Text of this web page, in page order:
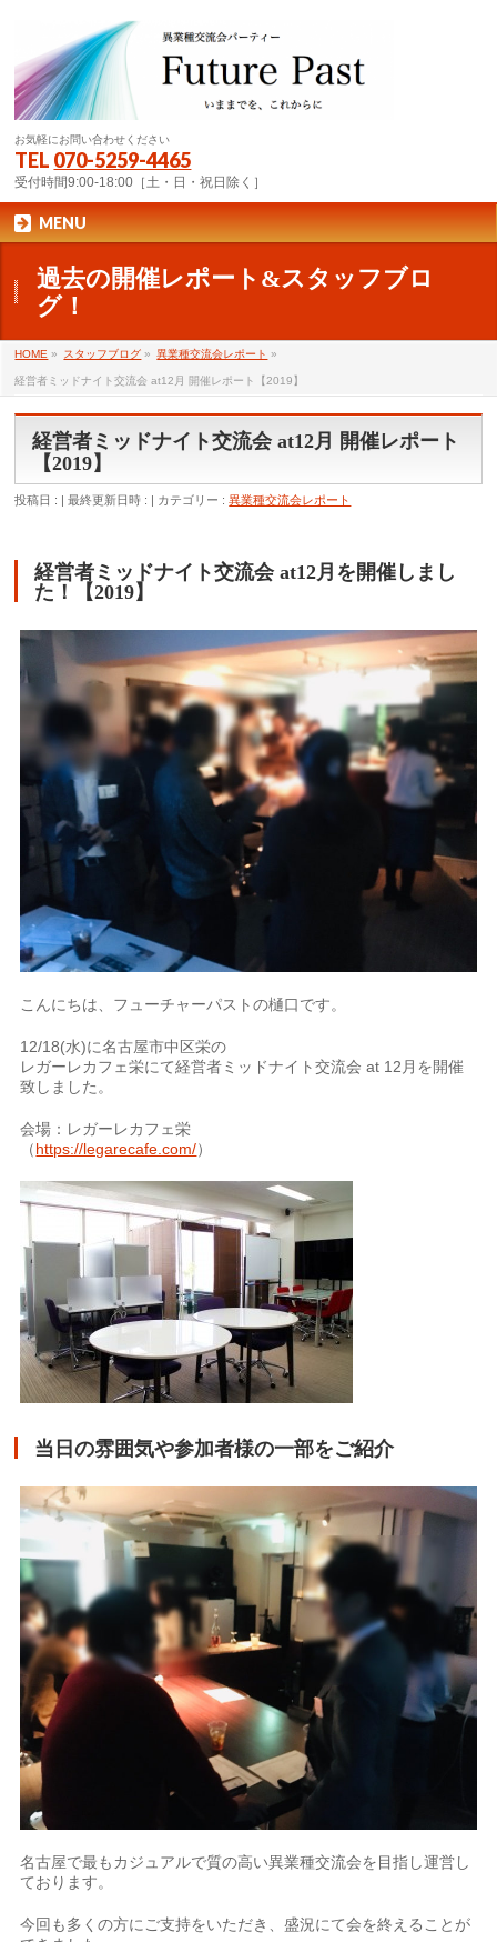
お気軽にお問い合わせください
TEL 070-5259-4465
受付時間9:00-18:00［土・日・祝日除く］
MENU
過去の開催レポート&スタッフブロ
グ！
HOME » スタッフブログ » 異業種交流会レポート »
経営者ミッドナイト交流会 at12月 開催レポート【2019】
経営者ミッドナイト交流会 at12月 開催レポート
【2019】
投稿日 : 最終更新日時 : カテゴリー :異業種交流会レポート
経営者ミッドナイト交流会 at12月を開催しまし
た！【2019】
こんにちは、フューチャーパストの樋口です。
12/18(水)に名古屋市中区栄の
レガーレカフェ栄にて経営者ミッドナイト交流会 at 12月を開催
致しました。
会場：レガーレカフェ栄
（https://legarecafe.com/）
当日の雰囲気や参加者様の一部をご紹介
名古屋で最もカジュアルで質の高い異業種交流会を目指し運営し
ております。
今回も多くの方にご支持をいただき、盛況にて会を終えることが